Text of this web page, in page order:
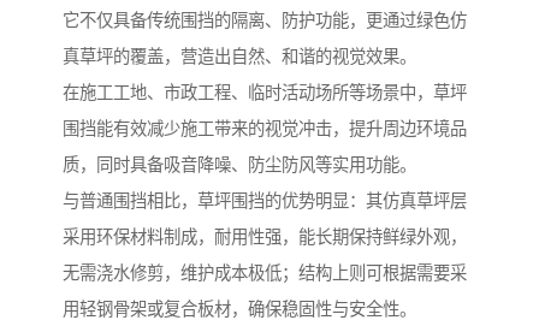
它不仅具备传统围挡的隔离、防护功能，更通过绿色仿
真草坪的覆盖，营造出自然、和谐的视觉效果。
在施工工地、市政工程、临时活动场所等场景中，草坪
围挡能有效减少施工带来的视觉冲击，提升周边环境品
质，同时具备吸音降噪、防尘防风等实用功能。
与普通围挡相比，草坪围挡的优势明显：其仿真草坪层
采用环保材料制成，耐用性强，能长期保持鲜绿外观，
无需浇水修剪，维护成本极低；结构上则可根据需要采
用轻钢骨架或复合板材，确保稳固性与安全性。